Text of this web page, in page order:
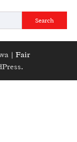
Search
| Fair
.